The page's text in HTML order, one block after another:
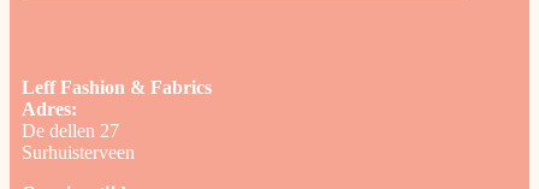
Leff Fashion & Fabrics
Adres:
De dellen 27
Surhuisterveen